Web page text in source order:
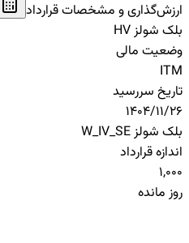
ارزش‌گذاری و مشخصات قرارداد
بلک شولز HV
وضعیت مالی
ITM
تاریخ سررسید
1404/11/26
بلک شولز W_IV_SE
اندازه قرارداد
1,000
روز مانده